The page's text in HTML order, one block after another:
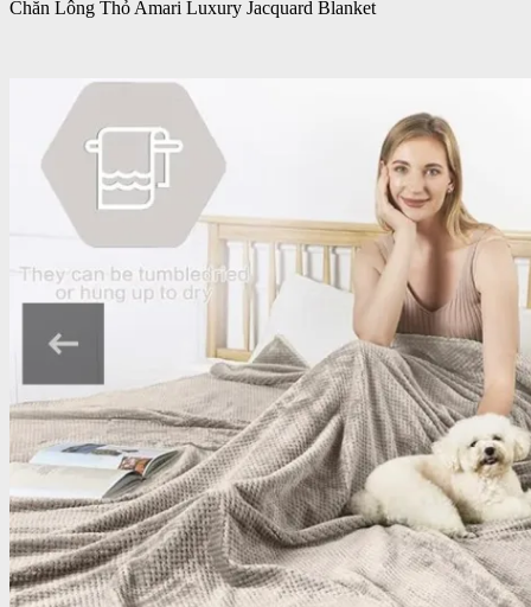
Chăn Lông Thỏ Amari Luxury Jacquard Blanket